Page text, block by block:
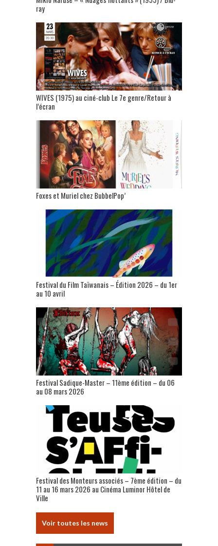
ray
WIVES (1975) au ciné-club Le 7e genre/Retour à
l’écran
Foxes et Muriel chez BubbelPop’
Festival du Film Taïwanais – Édition 2026 – du 1er
au 10 avril
Festival Sadique-Master – 11ème édition – du 06
au 08 mars 2026
Festival des Monteurs associés – 7ème édition – du
11 au 16 mars 2026 au Cinéma Luminor Hôtel de
Ville
Voir toutes les news